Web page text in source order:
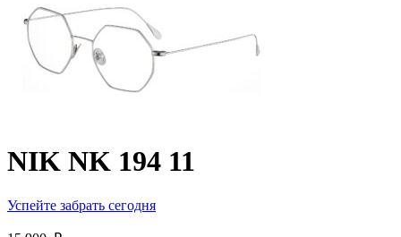
NIK NK 194 11
Успейте забрать сегодня